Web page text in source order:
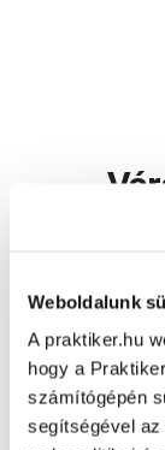
Weboldalunk
A praktiker.hu
hogy a
számítógépén
segítségével az